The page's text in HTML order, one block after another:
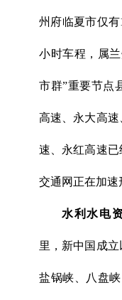
州府临夏市仅
小时车程，属
市群”重要节点
高速、永大高
速、永红高速
交通网正在加速
水利水电
里，新中国成立
盐锅峡、八盘